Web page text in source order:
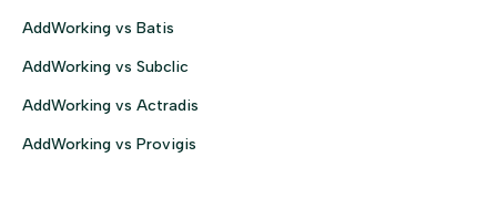
AddWorking vs Batis
AddWorking vs Subclic
AddWorking vs Actradis
AddWorking vs Provigis